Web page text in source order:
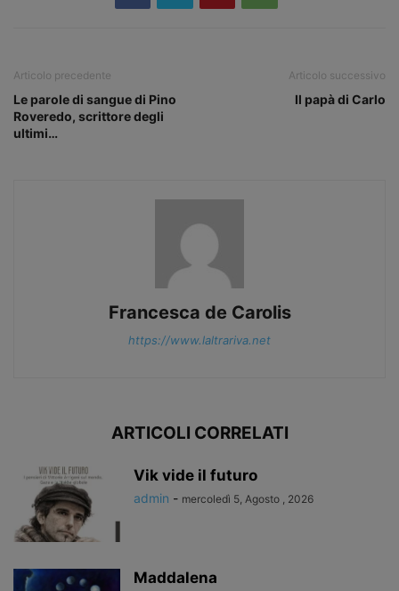
Articolo precedente
Le parole di sangue di Pino
Roveredo, scrittore degli
ultimi…
Articolo successivo
Il papà di Carlo
Francesca de Carolis
https://www.laltrariva.net
ARTICOLI CORRELATI
Vik vide il futuro
admin - mercoledì 5, Agosto , 2026
Maddalena